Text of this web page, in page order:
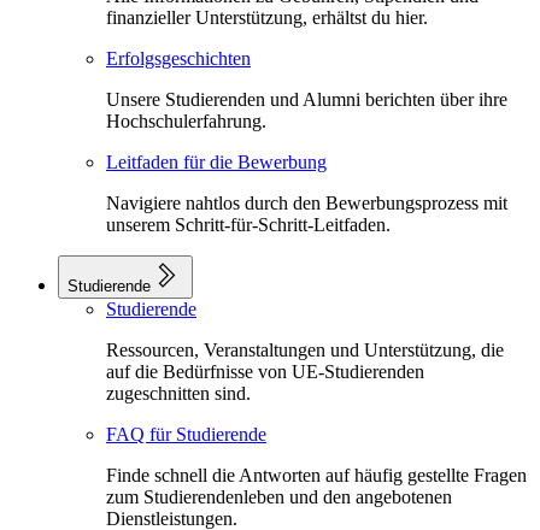
finanzieller Unterstützung, erhältst du hier.
Erfolgsgeschichten
Unsere Studierenden und Alumni berichten über ihre
Hochschulerfahrung.
Leitfaden für die Bewerbung
Navigiere nahtlos durch den Bewerbungsprozess mit
unserem Schritt-für-Schritt-Leitfaden.
Studierende
Studierende
Ressourcen, Veranstaltungen und Unterstützung, die
auf die Bedürfnisse von UE-Studierenden
zugeschnitten sind.
FAQ für Studierende
Finde schnell die Antworten auf häufig gestellte Fragen
zum Studierendenleben und den angebotenen
Dienstleistungen.